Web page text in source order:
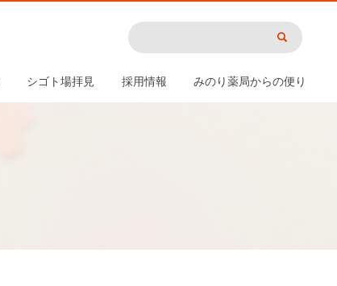
シゴト場拝見 採用情報 みのり薬局からの便り